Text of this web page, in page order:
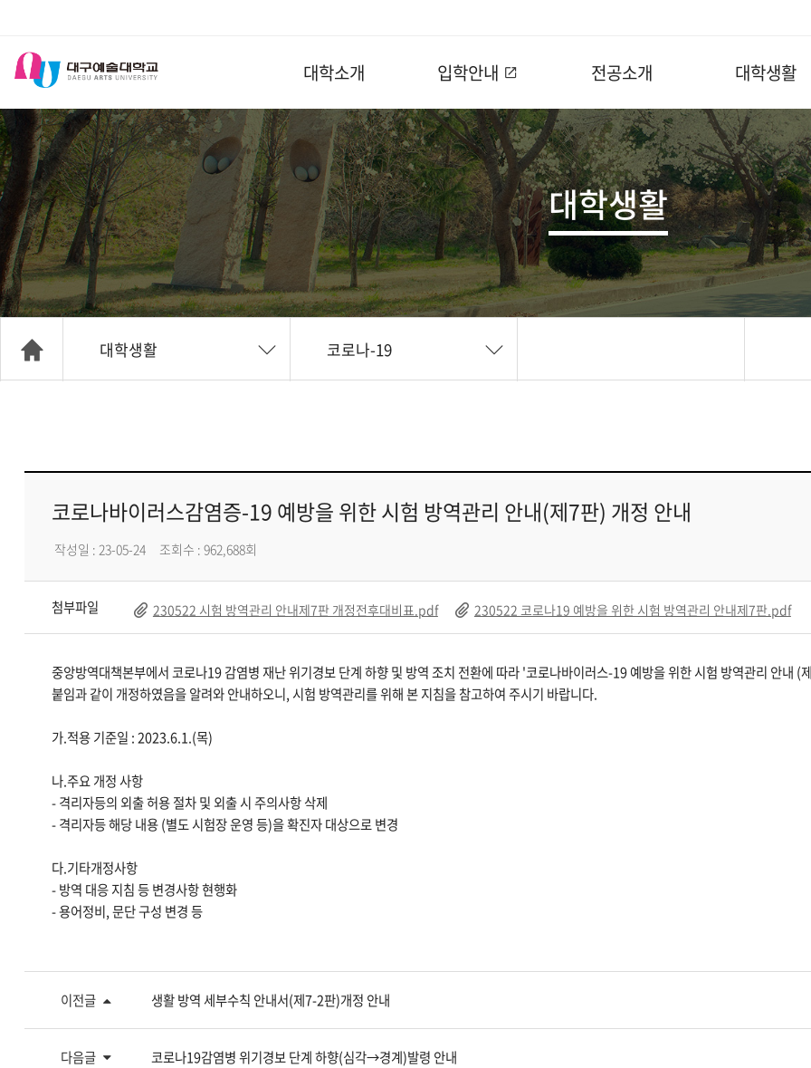
대학소개 입학안내 전공소개 대학생활
대학생활
대학생활 코로나-19
코로나바이러스감염증-19 예방을 위한 시험 방역관리 안내(제7판) 개정 안내
작성일 : 23-05-24 조회수 : 962,688회
첨부파일 230522 시험 방역관리 안내제7판 개정전후대비표.pdf 230522 코로나19 예방을 위한 시험 방역관리 안내제7판.pdf
중앙방역대책본부에서 코로나19 감염병 재난 위기경보 단계 하향 및 방역 조치 전환에 따라 '코로나바이러스-19 예방을 위한 시험 방역관리 안내 (
붙임과 같이 개정하였음을 알려와 안내하오니, 시험 방역관리를 위해 본 지침을 참고하여 주시기 바랍니다.
가.적용 기준일 : 2023.6.1.(목)
나.주요 개정 사항
- 격리자등의 외출 허용 절차 및 외출 시 주의사항 삭제
- 격리자등 해당 내용 (별도 시험장 운영 등)을 확진자 대상으로 변경
다.기타개정사항
- 방역 대응 지침 등 변경사항 현행화
- 용어정비, 문단 구성 변경 등
이전글 생활 방역 세부수칙 안내서(제7-2판)개정 안내
다음글 코로나19감염병 위기경보 단계 하향(심각→경계)발령 안내